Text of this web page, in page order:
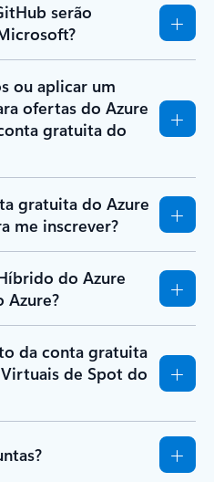
serão
ou aplicar um
ofertas do Azure
gratuita do
gratuita do Azure
me inscrever?
do Azure
Azure?
da conta gratuita
de Spot do